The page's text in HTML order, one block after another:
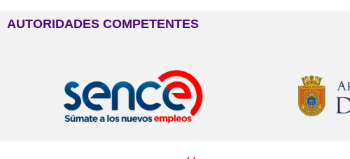
AUTORIDADES COMPETENTES